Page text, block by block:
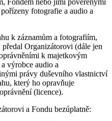
fotografie a audio a
k záznamům a fotografiím,
Organizátorovi (dále jen
k majetkovým
výrobce audio a
právy duševního vlastnictví
který ho opravňuje
(licence).
a Fondu bezúplatně: